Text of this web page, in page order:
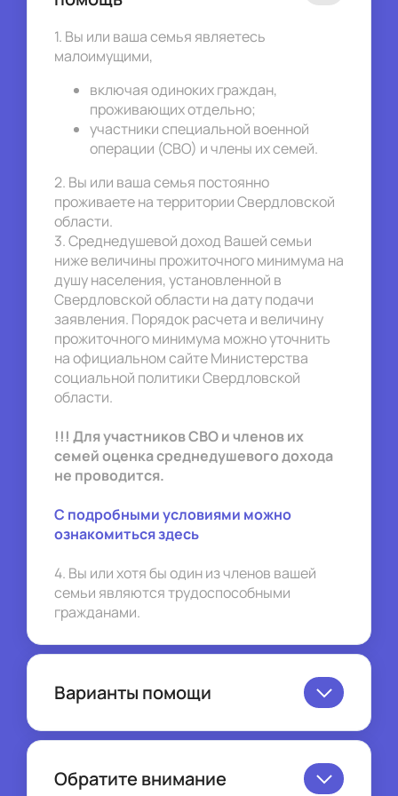
1. Вы или ваша семья являетесь
малоимущими,
включая одиноких граждан,
проживающих отдельно;
участники специальной военной
операции (СВО) и члены их семей.
2. Вы или ваша семья постоянно
проживаете на территории Свердловской
области.
3. Среднедушевой доход Вашей семьи
ниже величины прожиточного минимума на
душу населения, установленной в
Свердловской области на дату подачи
заявления. Порядок расчета и величину
прожиточного минимума можно уточнить
на официальном сайте Министерства
социальной политики Свердловской
области.
!!! Для участников СВО и членов их
семей оценка среднедушевого дохода
не проводится.
С подробными условиями можно
ознакомиться здесь
4. Вы или хотя бы один из членов вашей
семьи являются трудоспособными
гражданами.
Варианты помощи
Предоставляется денежная выплата в
минимума для трудоспособного
Обратите внимание